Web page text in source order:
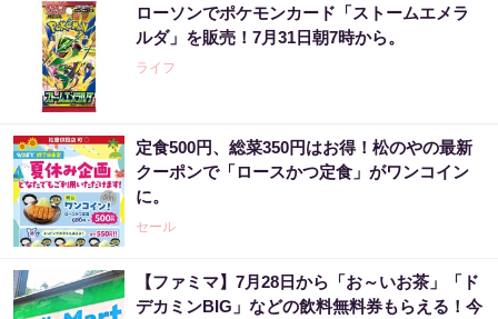
ローソンでポケモンカード「ストームエメラ
ルダ」を販売！7月31日朝7時から。
ライフ
定食500円、総菜350円はお得！松のやの最新
クーポンで「ロースかつ定食」がワンコイン
に。
セール
【ファミマ】7月28日から「お～いお茶」「ド
デカミンBIG」などの飲料無料券もらえる！今